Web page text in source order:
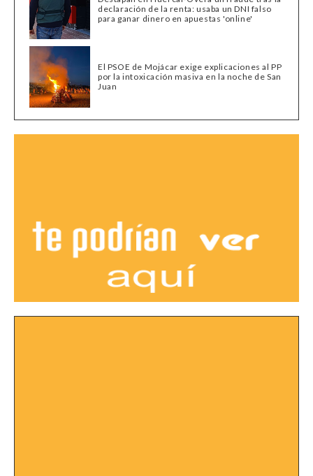
declaración de la renta: usaba un DNI falso
para ganar dinero en apuestas 'online'
El PSOE de Mojácar exige explicaciones al PP
por la intoxicación masiva en la noche de San
Juan